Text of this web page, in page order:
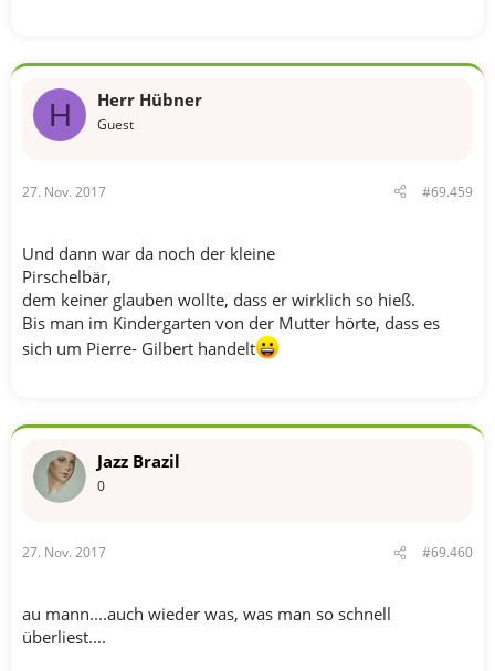
H Herr Hübner
Guest
27. Nov. 2017 #69.459
Und dann war da noch der kleine
Pirschelbär,
dem keiner glauben wollte, dass er wirklich so hieß.
Bis man im Kindergarten von der Mutter hörte, dass es
sich um Pierre- Gilbert handelt
Jazz Brazil
0
27. Nov. 2017 #69.460
au mann....auch wieder was, was man so schnell
überliest....